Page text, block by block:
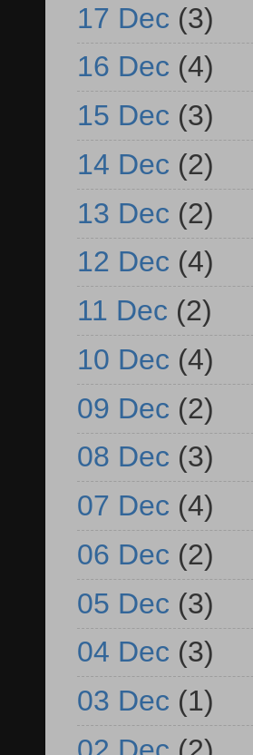
17 Dec (3)
16 Dec (4)
15 Dec (3)
14 Dec (2)
13 Dec (2)
12 Dec (4)
11 Dec (2)
10 Dec (4)
09 Dec (2)
08 Dec (3)
07 Dec (4)
06 Dec (2)
05 Dec (3)
04 Dec (3)
03 Dec (1)